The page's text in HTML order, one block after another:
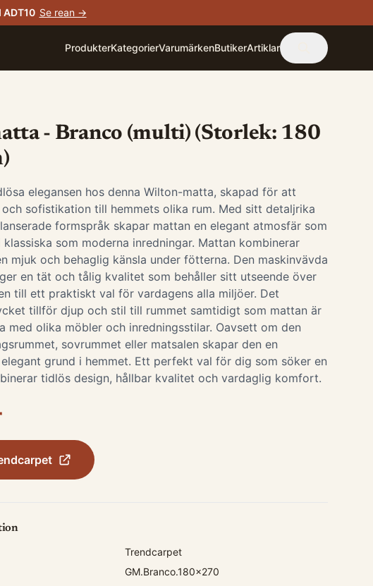
ADT10 Se rean →
ProdukterKategorierVarumärkenButikerArtiklar
- Branco (multi) (Storlek: 180
elegansen hos denna Wilton-matta, skapad för att
sofistikation till hemmets olika rum. Med sitt detaljrika
formspråk skapar mattan en elegant atmosfär som
som moderna inredningar. Mattan kombinerar
mjuk och behaglig känsla under fötterna. Den maskinvävda
en tät och tålig kvalitet som behåller sitt utseende över
till ett praktiskt val för vardagens alla miljöer. Det
tillför djup och stil till rummet samtidigt som mattan är
med olika möbler och inredningsstilar. Oavsett om den
sovrummet eller matsalen skapar den en
grund i hemmet. Ett perfekt val för dig som söker en
tidlös design, hållbar kvalitet och vardaglig komfort.
Trendcarpet
GM.Branco.180x270